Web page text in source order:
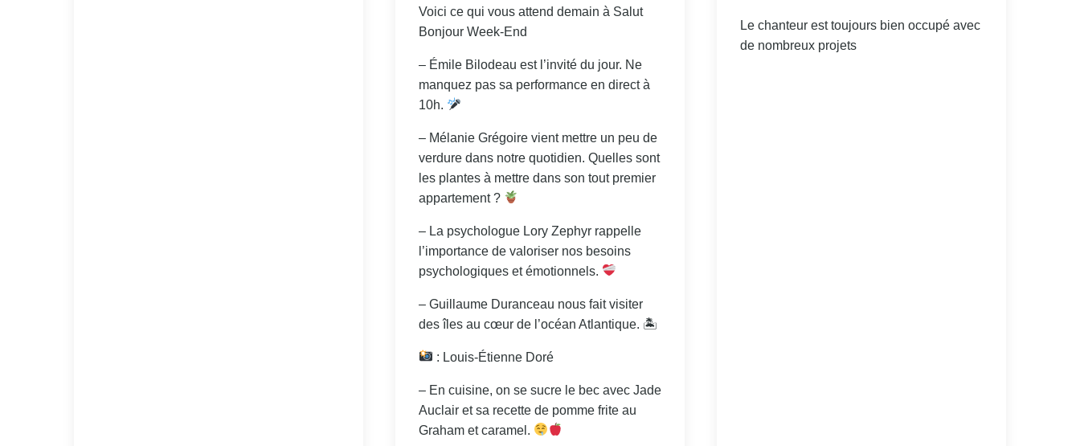
Voici ce qui vous attend demain à Salut
Bonjour Week-End
– Émile Bilodeau est l’invité du jour. Ne
manquez pas sa performance en direct à
10h.
– Mélanie Grégoire vient mettre un peu de
verdure dans notre quotidien. Quelles sont
les plantes à mettre dans son tout premier
appartement ?
– La psychologue Lory Zephyr rappelle
l’importance de valoriser nos besoins
psychologiques et émotionnels.
– Guillaume Duranceau nous fait visiter
des îles au cœur de l’océan Atlantique. 🏝
: Louis-Étienne Doré
– En cuisine, on se sucre le bec avec Jade
Auclair et sa recette de pomme frite au
Graham et caramel.
Le chanteur est toujours bien occupé avec
de nombreux projets